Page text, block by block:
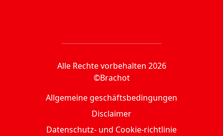
Alle Rechte vorbehalten 2026
©Brachot
Allgemeine geschäftsbedingungen
Disclaimer
Datenschutz- und Cookie-richtlinie